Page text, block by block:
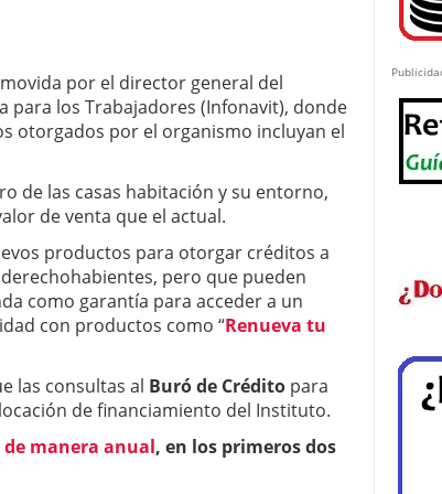
por el director general del
para los Trabajadores (Infonavit), donde
otorgados por el organismo incluyan el
de las casas habitación y su entorno,
de venta que el actual.
productos para otorgar créditos a
pero que pueden
como garantía para acceder a un
con productos como “Renueva tu
las consultas al Buró de Crédito para
de financiamiento del Instituto.
de manera anual, en los primeros dos